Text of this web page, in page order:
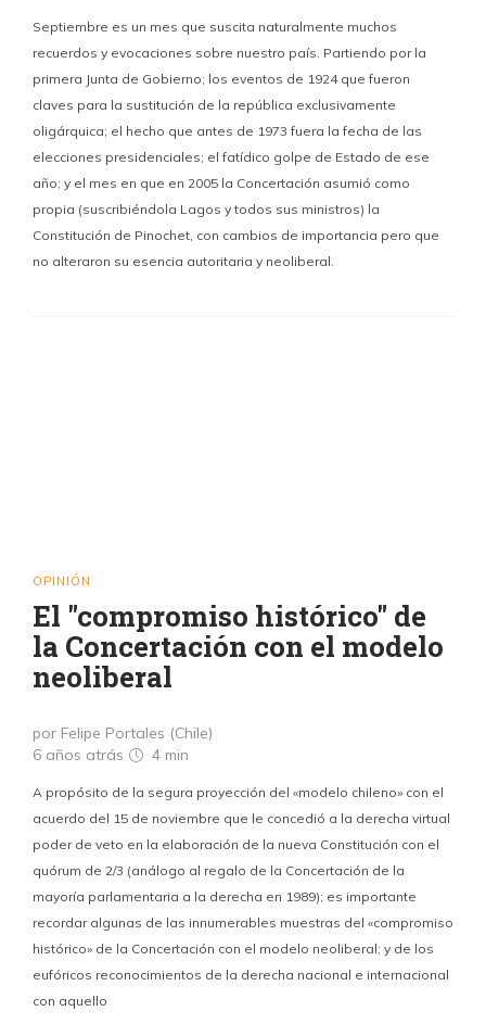
Septiembre es un mes que suscita naturalmente muchos
recuerdos y evocaciones sobre nuestro país. Partiendo por la
primera Junta de Gobierno; los eventos de 1924 que fueron
claves para la sustitución de la república exclusivamente
oligárquica; el hecho que antes de 1973 fuera la fecha de las
elecciones presidenciales; el fatídico golpe de Estado de ese
año; y el mes en que en 2005 la Concertación asumió como
propia (suscribiéndola Lagos y todos sus ministros) la
Constitución de Pinochet, con cambios de importancia pero que
no alteraron su esencia autoritaria y neoliberal.
OPINIÓN
El "compromiso histórico" de
la Concertación con el modelo
neoliberal
por Felipe Portales (Chile)
6 años atrás
4 min
A propósito de la segura proyección del «modelo chileno» con el
acuerdo del 15 de noviembre que le concedió a la derecha virtual
poder de veto en la elaboración de la nueva Constitución con el
quórum de 2/3 (análogo al regalo de la Concertación de la
mayoría parlamentaria a la derecha en 1989); es importante
recordar algunas de las innumerables muestras del «compromiso
histórico» de la Concertación con el modelo neoliberal; y de los
eufóricos reconocimientos de la derecha nacional e internacional
con aquello